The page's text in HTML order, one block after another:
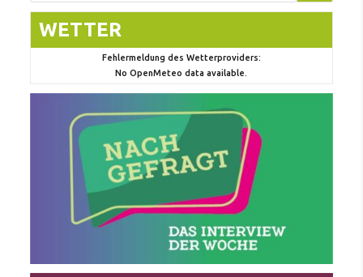
WETTER
Fehlermeldung des Wetterproviders:
No OpenMeteo data available.